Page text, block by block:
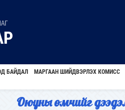
БАЙДАЛ МАРГААН ШИЙДВЭРЛЭХ КОМИСС
Оюуны өмчийг